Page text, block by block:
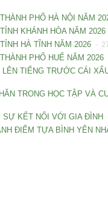
PHỐ HÀ NỘI NĂM
KHÁNH HÒA NĂM 2026
HÀ TĨNH NĂM 2026 -
PHỐ HUẾ NĂM 2026
TIẾNG TRƯỚC CÁI
TRONG HỌC TẬP VÀ
KẾT NỐI VỚI GIA ĐÌNH
ĐIỂM TỰA BÌNH YÊN